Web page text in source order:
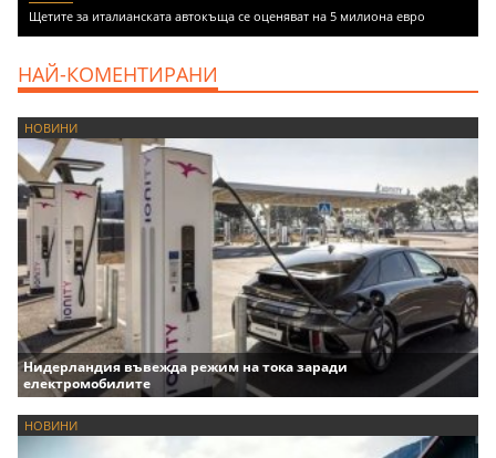
Щетите за италианската автокъща се оценяват на 5 милиона евро
НАЙ-КОМЕНТИРАНИ
НОВИНИ
Нидерландия въвежда режим на тока заради
електромобилите
НОВИНИ